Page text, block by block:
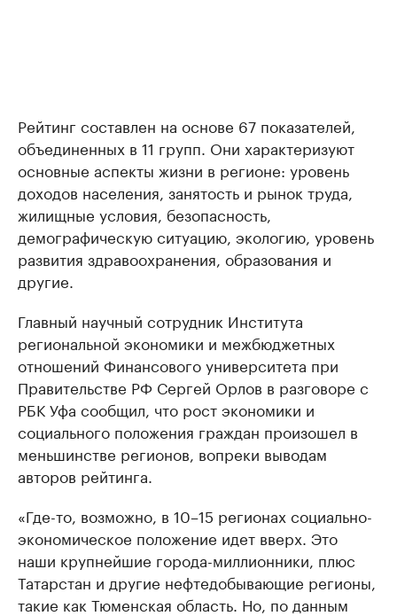
Рейтинг составлен на основе 67 показателей,
объединенных в 11 групп. Они характеризуют
основные аспекты жизни в регионе: уровень
доходов населения, занятость и рынок труда,
жилищные условия, безопасность,
демографическую ситуацию, экологию, уровень
развития здравоохранения, образования и
другие.
Главный научный сотрудник Института
региональной экономики и межбюджетных
отношений Финансового университета при
Правительстве РФ Сергей Орлов в разговоре с
РБК Уфа сообщил, что рост экономики и
социального положения граждан произошел в
меньшинстве регионов, вопреки выводам
авторов рейтинга.
«Где-то, возможно, в 10–15 регионах социально-
экономическое положение идет вверх. Это
наши крупнейшие города-миллионники, плюс
Татарстан и другие нефтедобывающие регионы,
такие как Тюменская область. Но, по данным